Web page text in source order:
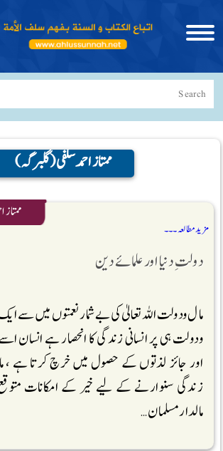
ممتاز احمد سلفی (گلبرگہ)
دولتِ دنیا اور علمائے دین
ما ل ودولت اللہ تعالیٰ کی بے شمار نعمتوں میں سے
ودولت ہی پر انسانی زندگی کا انحصار ہے انسان
اور جائز لذتوں کے حصول میں خرچ کرتا ہے
زندگی سنوارنے کے لیے خیر کے امکانات
مالدار مسلمان …
مزید مطالعہ ۔۔۔